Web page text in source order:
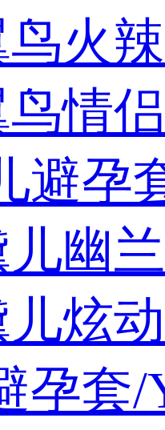
鸟火
鸟情
避孕
幽
炫
孕套/